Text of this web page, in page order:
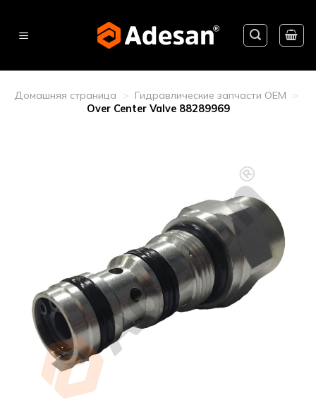
content
Домашняя страница > Гидравлические запчасти OEM >
Over Center Valve 88289969